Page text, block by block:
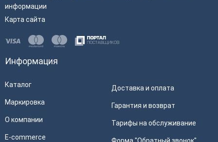
информации
Карта сайта
Информация
Каталог
Маркировка
О компании
E-commerce
Доставка и оплата
Гарантия и возврат
Тарифы на обслуживание